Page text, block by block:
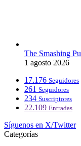
The Smashing
1 agosto 2026
17.176 Seguidores
261 Seguidores
234 Suscriptores
22.109 Entradas
Síguenos en X/Twitter
Categorías